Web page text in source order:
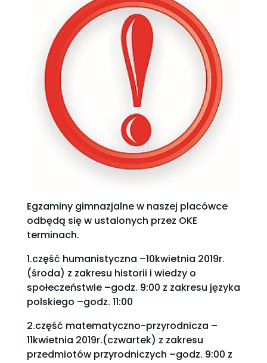
Egzaminy gimnazjalne w naszej placówce
odbędą się w ustalonych przez OKE
terminach.
1.część humanistyczna –10kwietnia 2019r.
(środa) z zakresu historii i wiedzy o
społeczeństwie –godz. 9:00 z zakresu języka
polskiego –godz. 11:00
2.część matematyczno-przyrodnicza –
11kwietnia 2019r.(czwartek) z zakresu
przedmiotów przyrodniczych –godz. 9:00 z